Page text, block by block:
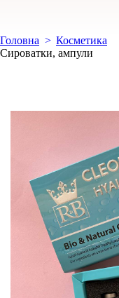
Головна
Косметика
Сироватки, ампули